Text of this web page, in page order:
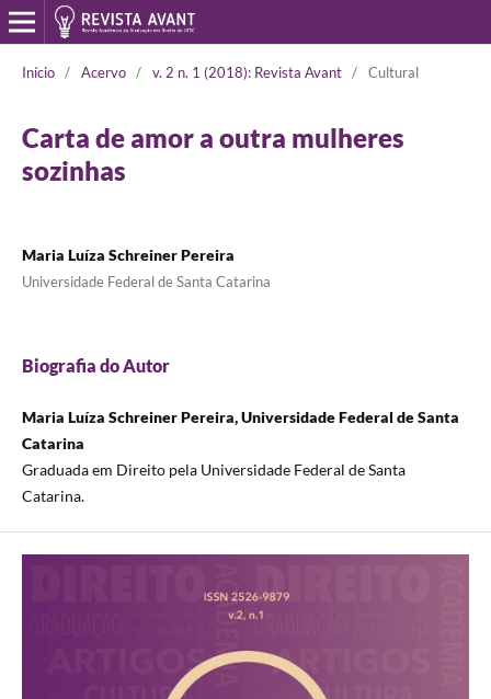
Início / Acervo / v. 2 n. 1 (2018): Revista Avant / Cultural
Carta de amor a outra mulheres
sozinhas
Maria Luíza Schreiner Pereira
Universidade Federal de Santa Catarina
Biografia do Autor
Maria Luíza Schreiner Pereira, Universidade Federal de Santa
Catarina
Graduada em Direito pela Universidade Federal de Santa
Catarina.